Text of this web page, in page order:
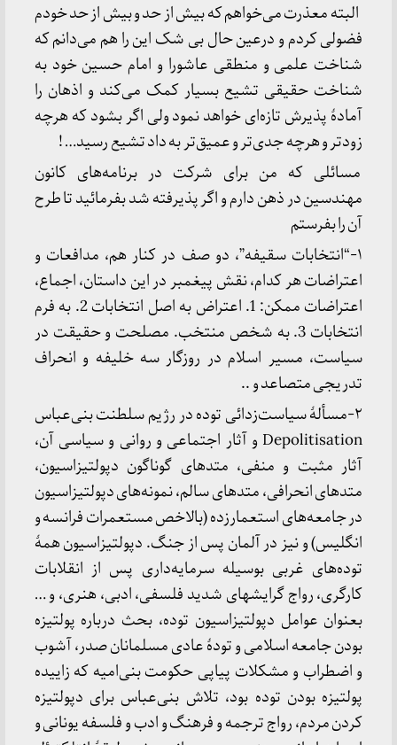
البته معذرت می‌خواهم که بیش از حد و بیش از حد خودم
فضولی کردم و درعین حال بی شک این را هم می‌دانم که
شناخت علمی و منطقی عاشورا و امام حسین خود به
شناخت حقیقی تشیع بسیار کمک می‌کند و اذهان را
آمادۀ پذیرش تازه‌ای خواهد نمود ولی اگر بشود که هرچه
زودتر و هرچه جدی‌تر و عمیق‌تر به داد تشیع رسید… !
مسائلی که من برای شرکت در برنامه‌های کانون
مهندسین در ذهن دارم و اگر پذیرفته شد بفرمائید تا طرح
آن را بفرستم
۱-“انتخابات سقیفه”، دو صف در کنار هم، مدافعات و
اعتراضات هر کدام، نقش پیغمبر در این داستان، اجماع،
اعتراضات ممکن: 1. اعتراض به اصل انتخابات 2. به فرم
انتخابات 3. به شخص منتخب. مصلحت و حقیقت در
سیاست، مسیر اسلام در روزگار سه خلیفه و انحراف
تدریجی متصاعد و ..
۲-مسألۀ سیاست‌زدائی توده در رژیم سلطنت بنی‌عباس
Depolitisation و آثار اجتماعی و روانی و سیاسی آن،
آثار مثبت و منفی، متدهای گوناگون دپولتیزاسیون،
متدهای انحرافی، متدهای سالم، نمونه‌های دپولتیزاسیون
در جامعه‌های استعمارزده (بالاخص مستعمرات فرانسه و
انگلیس) و نیز در آلمان پس از جنگ. دپولتیزاسیون همۀ
توده‌های غربی بوسیله سرمایه‌داری پس از انقلابات
کارگری، رواج گرایشهای شدید فلسفی، ادبی، هنری، و …
بعنوان عوامل دپولتیزاسیون توده، بحث درباره پولتیزه
بودن جامعه اسلامی و تودۀ عادی مسلمانان صدر، آشوب
و اضطراب و مشکلات پیاپی حکومت بنی‌امیه که زاییده
پولتیزه بودن توده بود، تلاش بنی‌عباس برای دپولتیزه
کردن مردم، رواج ترجمه و فرهنگ و ادب و فلسفه یونانی و